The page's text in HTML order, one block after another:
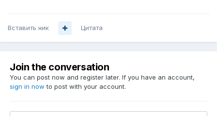
Вставить ник Цитата
Join the conversation
You can post now and register later. If you have an account,
sign in now to post with your account.